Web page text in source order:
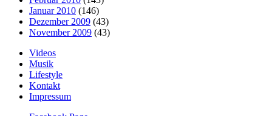
Januar 2010 (146)
Dezember 2009 (43)
November 2009 (43)
Videos
Musik
Lifestyle
Kontakt
Impressum